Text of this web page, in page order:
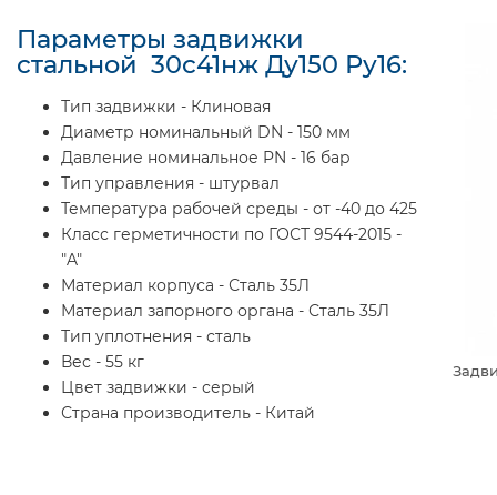
Параметры задвижки
стальной 30с41нж Ду150 Ру16:
Тип задвижки - Клиновая
Диаметр номинальный DN - 150 мм
Давление номинальное PN - 16 бар
Тип управления - штурвал
Температура рабочей среды - от -40 до 425
Класс герметичности по ГОСТ 9544-2015 -
"A"
Материал корпуса - Сталь 35Л
Материал запорного органа - Сталь 35Л
Тип уплотнения - сталь
Вес - 55 кг
Цвет задвижки - серый
Страна производитель - Китай